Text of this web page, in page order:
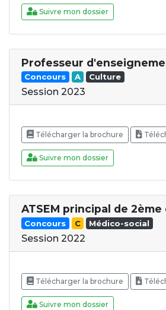
Suivre mon dossier
Professeur
Concours A Culture
Session 2023
Télécharger la brochure
Suivre mon dossier
ATSEM principal de 2ème
Concours C Médico-social
Session 2022
Télécharger la brochure
Suivre mon dossier